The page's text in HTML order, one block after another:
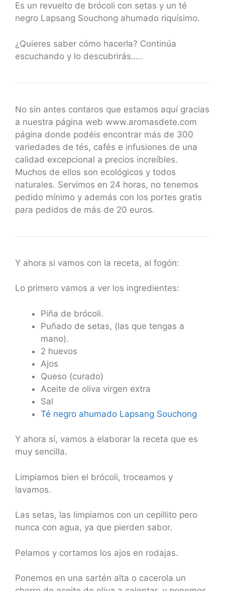
Es un revuelto de brócoli con setas y un té
negro Lapsang Souchong ahumado riquísimo.
¿Quieres saber cómo hacerla? Continúa
escuchando y lo descubrirás…..
No sin antes contaros que estamos aquí gracias
a nuestra página web www.aromasdete.com
página donde podéis encontrar más de 300
variedades de tés, cafés e infusiones de una
calidad excepcional a precios increíbles.
Muchos de ellos son ecológicos y todos
naturales. Servimos en 24 horas, no tenemos
pedido mínimo y además con los portes gratis
para pedidos de más de 20 euros.
Y ahora si vamos con la receta, al fogón:
Lo primero vamos a ver los ingredientes:
Piña de brócoli.
Puñado de setas, (las que tengas a
mano).
2 huevos
Ajos
Queso (curado)
Aceite de oliva virgen extra
Sal
Té negro ahumado Lapsang Souchong
Y ahora sí, vamos a elaborar la receta que es
muy sencilla.
Limpiamos bien el brócoli, troceamos y
lavamos.
Las setas, las limpiamos con un cepillito pero
nunca con agua, ya que pierden sabor.
Pelamos y cortamos los ajos en rodajas.
Ponemos en una sartén alta o cacerola un